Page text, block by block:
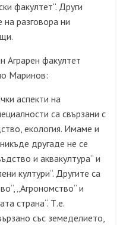
факултет“. Други
разговора ни
Аграрен факултет
Маринов:
аспекти на
са свързани с
екология. Имаме и
другаде не се
и аквакултура“ и
култури“. Другите са
„Агрономство“ и
страна“. Т.е.
със земеделието,